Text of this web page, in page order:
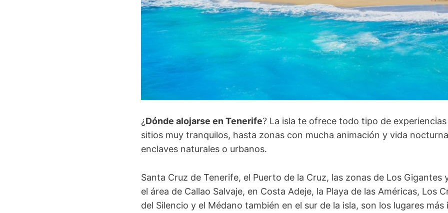
¿Dónde alojarse en Tenerife? La isla te ofrece todo tipo de
sitios muy tranquilos, hasta zonas con mucha animación y vida
enclaves naturales o urbanos.
Santa Cruz de Tenerife, el Puerto de la Cruz, las zonas de Los Gigantes
el área de Callao Salvaje, en Costa Adeje, la Playa de las Américas, Los
del Silencio y el Médano también en el sur de la isla, son los lugares más